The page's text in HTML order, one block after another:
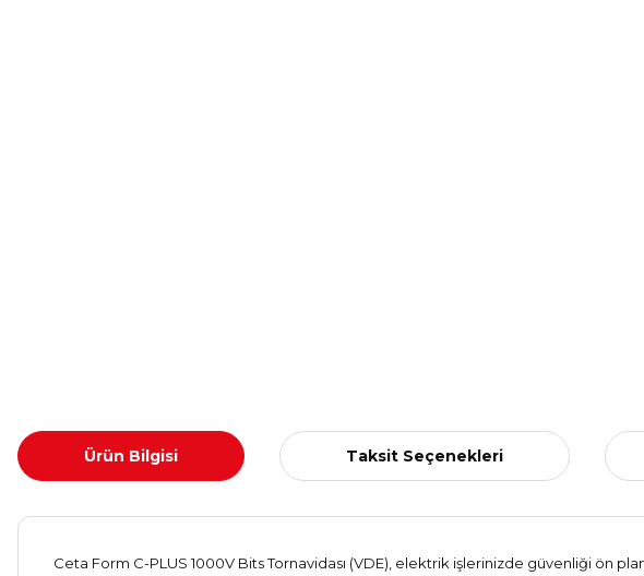
Ürün Bilgisi Taksit Seçenekleri
Ceta Form C-PLUS 1000V Bits Tornavidası (VDE), elektrik işlerinizde güvenliği ön